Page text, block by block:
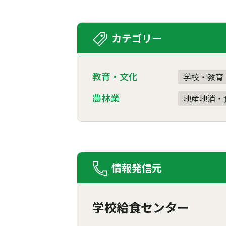
カテゴリー
教育・文化 学校・教育
農林業 地産地消・
情報発信元
学校給食センター